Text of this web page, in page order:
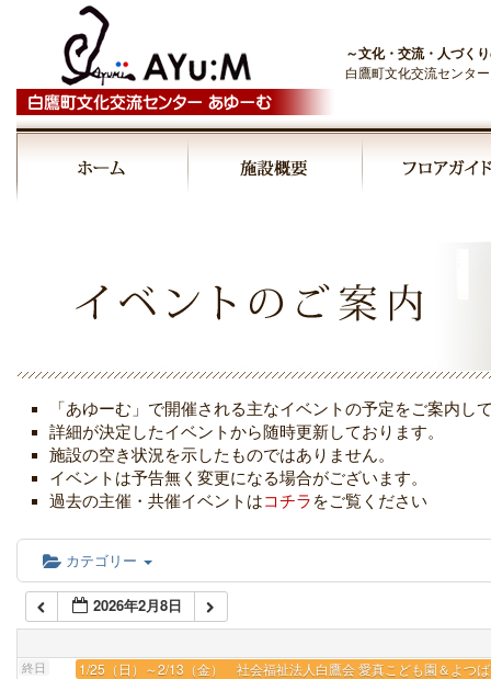
～文化・交流・人づく
白鷹町文化交流センタ
「あゆーむ」で開催される主なイベントの予定をご案内し
詳細が決定したイベントから随時更新しております。
施設の空き状況を示したものではありません。
イベントは予告無く変更になる場合がございます。
過去の主催・共催イベントはコチラ をご覧ください
カテゴリー
2026年2月8日
終日 1/25（日）～2/13（金） 社会福祉法人白鷹会 愛真こども園＆よつ
04:00
06:00
07:00